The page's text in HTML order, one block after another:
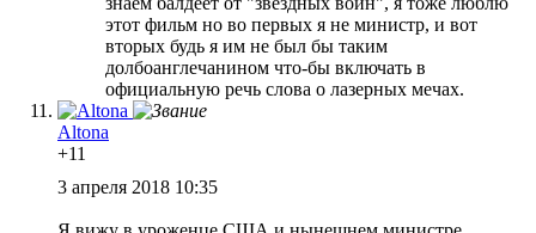
этот фильм но во первых я не министр, и вот
вторых будь я им не был бы таким
долбоанглечанином что-бы включать в
официальную речь слова о лазерных мечах.
Altona
+11
3 апреля 2018 10:35